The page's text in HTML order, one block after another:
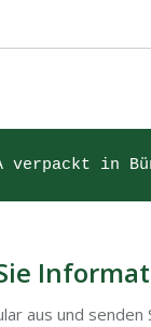
verpackt in
aus und senden